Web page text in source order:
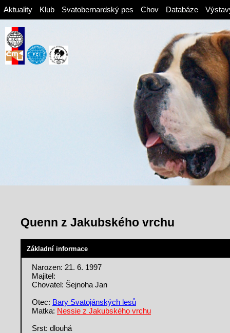
Aktuality Klub Svatobernardský pes Chov Databáze
Quenn z Jakubského vrchu
Základní informace
Narozen: 21. 6. 1997
Majitel:
Chovatel: Šejnoha Jan
Otec: Bary Svatojánských lesů
Matka: Nessie z Jakubského vrchu
Srst: dlouhá